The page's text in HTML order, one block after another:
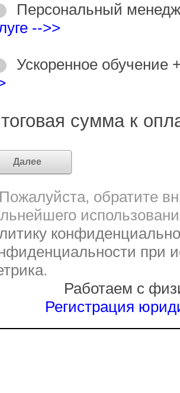
Персональный
-->>
Ускоренное обучение
сумма к
Пожалуйста, обратите
при
.
Работаем с
Регистрация